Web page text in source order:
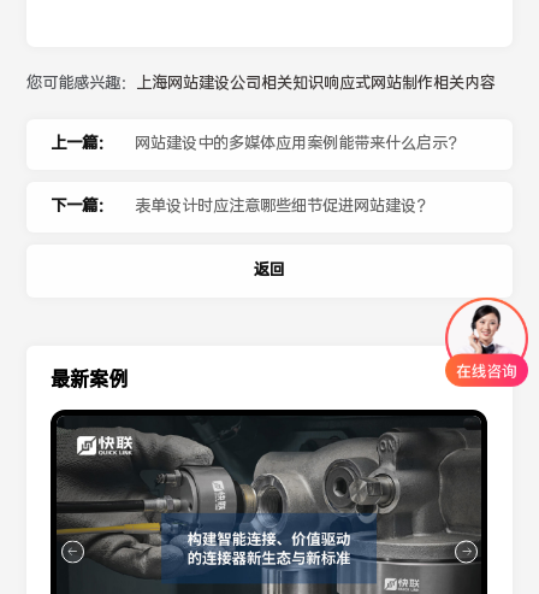
您可能感兴趣： 上海网站建设公司相关知识响应式网站制作相关内容
上一篇： 网站建设中的多媒体应用案例能带来什么启示？
下一篇： 表单设计时应注意哪些细节促进网站建设？
返回
最新案例